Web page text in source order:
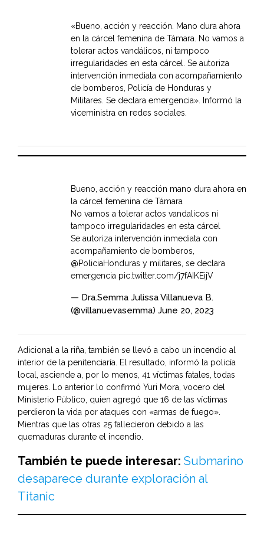
«Bueno, acción y reacción. Mano dura ahora
en la cárcel femenina de Támara. No vamos a
tolerar actos vandálicos, ni tampoco
irregularidades en esta cárcel. Se autoriza
intervención inmediata con acompañamiento
de bomberos, Policía de Honduras y
Militares. Se declara emergencia». Informó la
viceministra en redes sociales.
Bueno, acción y reacción mano dura ahora en
la cárcel femenina de Támara
No vamos a tolerar actos vandalicos ni
tampoco irregularidades en esta cárcel
Se autoriza intervención inmediata con
acompañamiento de bomberos,
@PoliciaHonduras y militares, se declara
emergencia pic.twitter.com/j7fAIKEijV
— Dra.Semma Julissa Villanueva B.
(@villanuevasemma) June 20, 2023
Adicional a la riña, también se llevó a cabo un incendio al
interior de la penitenciaría. El resultado, informó la policía
local, asciende a, por lo menos, 41 víctimas fatales, todas
mujeres. Lo anterior lo confirmó Yuri Mora, vocero del
Ministerio Público, quien agregó que 16 de las víctimas
perdieron la vida por ataques con «armas de fuego».
Mientras que las otras 25 fallecieron debido a las
quemaduras durante el incendio.
También te puede interesar: Submarino
desaparece durante exploración al
Titanic